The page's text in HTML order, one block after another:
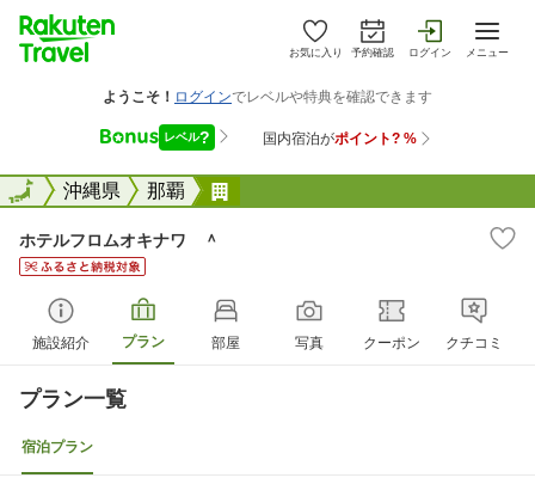
お気に入り 予約確認 ログイン メニュー
全国沖縄県 那覇
全国
ホテルフロムオキナワ ＾
施設紹介 プラン 部屋 写真 クーポン クチコミ
プラン一覧
宿泊プラン